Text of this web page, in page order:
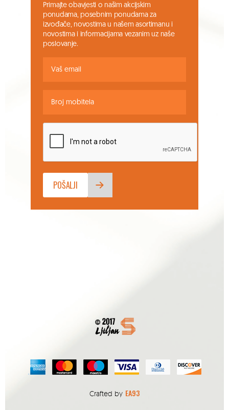
Primajte obavjesti o našim akcijskim
ponudama, posebnim ponudama za
izvođače, novostima u našem asortimanu i
novostima i informacijama vezanim uz naše
poslovanje.
Crafted by EA93